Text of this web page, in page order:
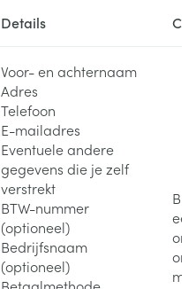
Details
Voor- en achternaam
Adres
Telefoon
E-mailadres
Eventuele andere
gegevens die je zelf
verstrekt
BTW-nummer
(optioneel)
Bedrijfsnaam
(optioneel)
Betaalmethode
Bij